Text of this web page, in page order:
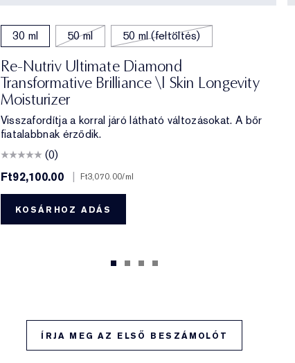
30 ml 50 ml 50 ml (feltöltés)
Re-Nutriv Ultimate Diamond
Transformative Brilliance \| Skin Longevity
Moisturizer
Visszafordítja a korral járó látható változásokat. A bőr
fiatalabbnak érződik.
(0)
Ft92,100.00
| Ft3,070.00/ml
KOSÁRHOZ ADÁS
ÍRJA MEG AZ ELSŐ BESZÁMOLÓT